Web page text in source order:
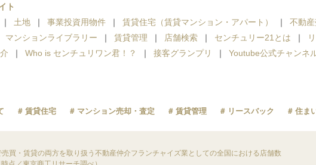
ト
土地 事業投資用物件 賃貸住宅（賃貸マンション・アパート） 不動
マンションライブラリー 賃貸管理 店舗検索 センチュリー21とは
Who is センチュリワン君！？ 接客グランプリ Youtube公式チャンネ
賃貸住宅 マンション売却・査定 賃貸管理 リースバック 住ま
買・賃貸の両方を取り扱う不動産仲介フランチャイズ業としての全国における店舗数